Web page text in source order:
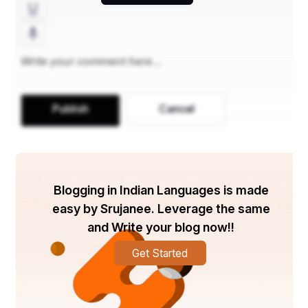
साहित्य के इतिहासकार बताते हैं कि उन्हें उपन्यास पढ़ने का ऐसा
चस्का था कि बुकसेलर की दुकान पर बैठकर ही उन्होंने सारे
उपन्यास पढ़ लिए और दो-तीन सालों के भीतर सैकड़ों उपन्यास पढ़
डाले।
13 साल की उम्र में से ही प्रेमचन्द ने लिखना शुरू कर दिया था।
आर्थिक तंगी और पारिवारिक समस्याओं के कारण उनकी पत्नी
मायके चली गई और फिर कभी नहीं लौटी। वे उस समय के धार्मिक
और सामाजिक आंदोलन आर्य समाज से प्रभावित रहे। प्रेमचंद
विधवा विवाह का समर्थन करते थे और 1906 में अपनी प्रगतिशील
Publish Cancel
Blogging in Indian Languages is made
easy by Srujanee. Leverage the same
and Write your blog now!!
Get Started